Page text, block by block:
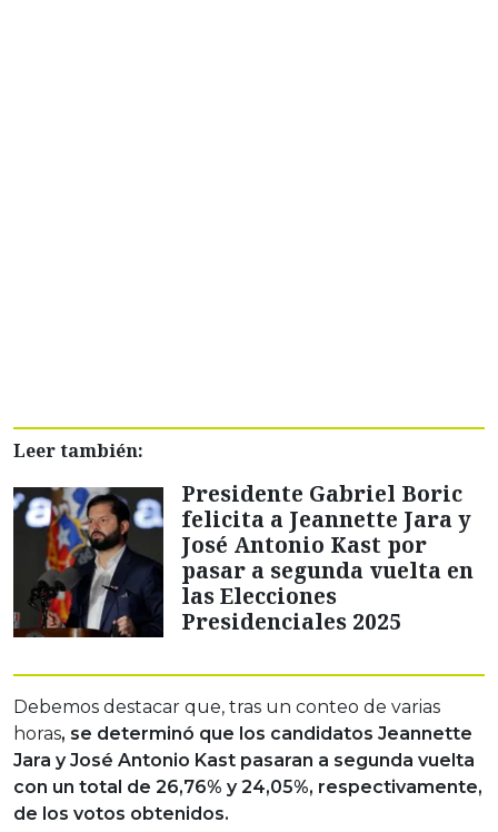
Leer también:
Presidente Gabriel Boric
felicita a Jeannette Jara y
José Antonio Kast por
pasar a segunda vuelta en
las Elecciones
Presidenciales 2025
Debemos destacar que, tras un conteo de varias
horas, se determinó que los candidatos Jeannette
Jara y José Antonio Kast pasaran a segunda vuelta
con un total de 26,76% y 24,05%, respectivamente,
de los votos obtenidos.